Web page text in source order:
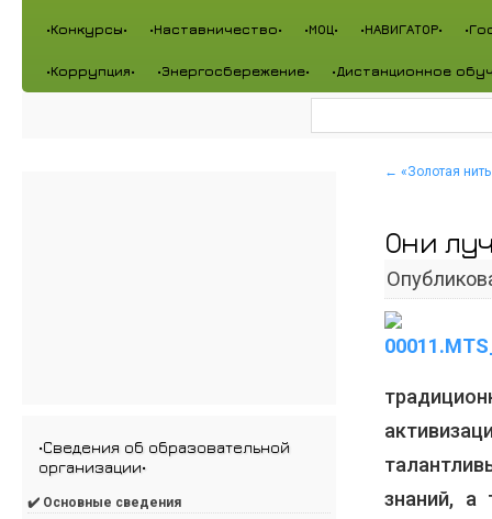
•Конкурсы• •Наставничество• •МОЦ• •НАВИГАТОР•
•Коррупция• •Энергосбережение• •Дистанционное
← «Золотая
Они
знаний, а
•Сведения об образовательной
организации•
✔️ Основные сведения